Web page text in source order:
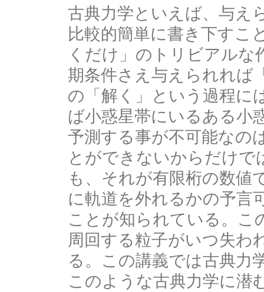
古典力学といえば、与え
比較的簡単に書き下すこ
くだけ」のトリビアル
期条件さえ与えられれば
の「解く」という過程に
ば小惑星帯にいるある小
予測する事が不可能なの
とができないからだけ
も、それが有限桁の数値
に軌道を外れるかの予言
ことが知られている。こ
周回する粒子がいつ失わ
る。この講義では古典力
このような古典力学に潜